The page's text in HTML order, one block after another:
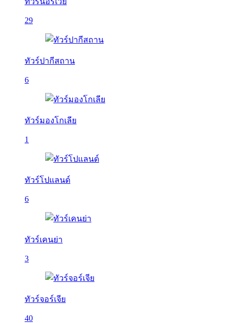
29
ทัวร์ปากีสถาน
6
ทัวร์มองโกเลีย
1
ทัวร์โปแลนด์
6
ทัวร์เคนย่า
3
ทัวร์จอร์เจีย
40